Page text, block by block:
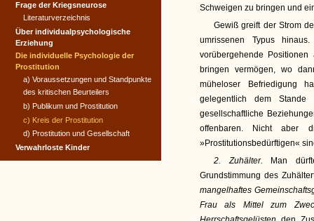
Schweigen zu bringen und
Gewiß greift der Strom
umrissenen Typus
vorübergehende
bringen vermögen, wo
müheloser Befriedigung
gelegentlich dem Stande
gesellschaftliche
offenbaren. Nicht aber
»Prostitutionsbedürftigen«
2. Zuhälter.
Man
Grundstimmung des
mangelhaftes
Frau als Mittel zum
Frage der Kriegsneurose
Literaturverzeichnis
Über individualpsychologische
Erziehung
Die individuelle Psychologie der
Prostitution
a) Voraussetzungen und Standpunkte
des kritischen Beurteilers
b) Publikum und Prostitution
c) Kreis der Prostitution
d) Prostitution und Gesellschaft
Verwahrloste Kinder